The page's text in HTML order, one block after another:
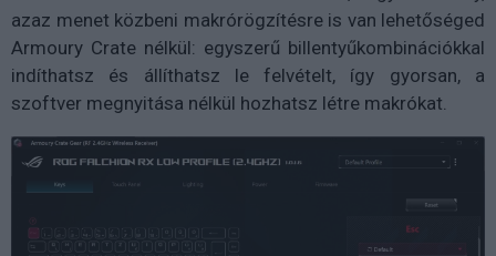
azaz menet közbeni makrórögzítésre is van lehetőséged
Armoury Crate nélkül: egyszerű billentyűkombinációkkal
indíthatsz és állíthatsz le felvételt, így gyorsan, a
szoftver megnyitása nélkül hozhatsz létre makrókat.